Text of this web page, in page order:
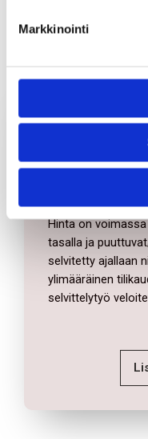
Markkinointi
tositemäärä 1-20
Hinta on
tasalla ja
selvitetty ajallaan
ylimääräinen
selvittelytyö